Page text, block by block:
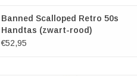
Banned Scalloped Retro 50s
Handtas (zwart-rood)
€52,95